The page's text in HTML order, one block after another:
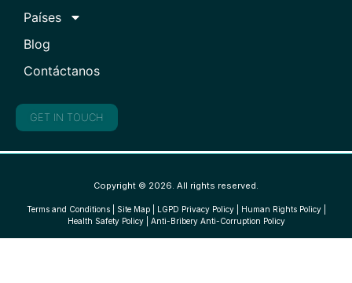
Países
Blog
Contáctanos
GET IN TOUCH
Copyright © 2026. All rights reserved.
Terms and Conditions| Site Map| LGPD Privacy Policy| Human Rights Policy|
Health Safety Policy| Anti-Bribery Anti-Corruption Policy